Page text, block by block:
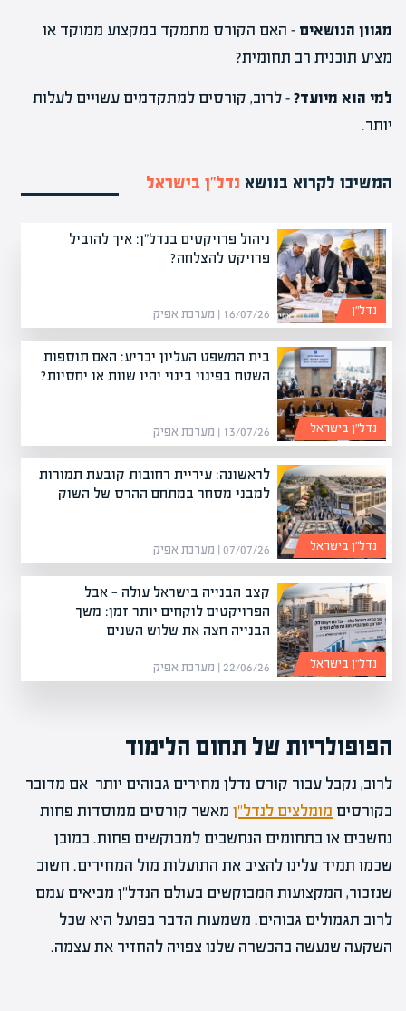
מגוון הנושאים – האם הקורס מתמקד במקצוע ממוקד או
מציע תוכנית רב תחומית?
למי הוא מיועד?– לרוב, קורסים למתקדמים עשויים לעלות
יותר.
המשיכו לקרוא בנושא נדל”ן בישראל
ניהול פרויקטים בנדל"ן: איך להוביל
פרויקט להצלחה?
16/07/26 | מערכת אפיק נדל”ן
בית המשפט העליון יכריע: האם תוספות
השטח בפינוי בינוי יהיו שוות או יחסיות?
13/07/26 | מערכת אפיק נדל”ן בישראל
לראשונה: עיריית רחובות קובעת תמורות
למבני מסחר במתחם ההרס של השוק
07/07/26 | מערכת אפיק נדל”ן בישראל
קצב הבנייה בישראל עולה — אבל
הפרויקטים לוקחים יותר זמן: משך
הבנייה חצה את שלוש השנים
22/06/26 | מערכת אפיק נדל”ן בישראל
הפופולריות של תחום הלימוד
לרוב, נקבל עבור קורס נדלן מחירים גבוהים יותר אם מדובר
בקורסים מומלצים לנדל"ן מאשר קורסים ממוסדות פחות
נחשבים או בתחומים הנחשבים למבוקשים פחות. כמובן
שכמו תמיד עלינו להציב את התועלות מול המחירים. חשוב
שנזכור, המקצועות המבוקשים בעולם הנדל"ן מביאים עמם
לרוב תגמולים גבוהים. משמעות הדבר בפועל היא שכל
השקעה שנעשה בהכשרה שלנו צפויה להחזיר את עצמה.